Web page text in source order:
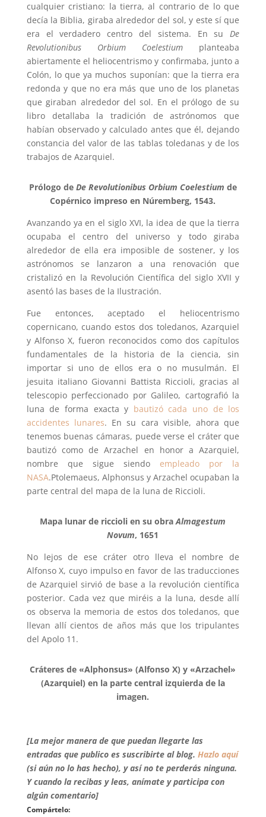
cualquier cristiano: la tierra, al contrario de lo que
decía la Biblia, giraba alrededor del sol, y este sí que
era el verdadero centro del sistema. En suDe
Revolutionibus Orbium Coelestium planteaba
abiertamente el heliocentrismo y confirmaba, junto a
Colón, lo que ya muchos suponían: que la tierra era
redonda y que no era más que uno de los planetas
que giraban alrededor del sol. En el prólogo de su
libro detallaba la tradición de astrónomos que
habían observado y calculado antes que él, dejando
constancia del valor de las tablas toledanas y de los
trabajos de Azarquiel.
Prólogo de De Revolutionibus Orbium Coelestium de
Copérnico impreso en Núremberg, 1543.
Avanzando ya en el siglo XVI, la idea de que la tierra
ocupaba el centro del universo y todo giraba
alrededor de ella era imposible de sostener, y los
astrónomos se lanzaron a una renovación que
cristalizó en la Revolución Científica del siglo XVII y
asentó las bases de la Ilustración.
Fue entonces, aceptado el heliocentrismo
copernicano, cuando estos dos toledanos, Azarquiel
y Alfonso X, fueron reconocidos como dos capítulos
fundamentales de la historia de la ciencia, sin
importar si uno de ellos era o no musulmán. El
jesuita italiano Giovanni Battista Riccioli, gracias al
telescopio perfeccionado por Galileo, cartografió la
luna de forma exacta y bautizó cada uno de los
accidentes lunares. En su cara visible, ahora que
tenemos buenas cámaras, puede verse el cráter que
bautizó como de Arzachel en honor a Azarquiel,
nombre que sigue siendo empleado por la
NASA.Ptolemaeus, Alphonsus y Arzachel ocupaban la
parte central del mapa de la luna de Riccioli.
Mapa lunar de riccioli en su obraAlmagestum
Novum, 1651
No lejos de ese cráter otro lleva el nombre de
Alfonso X, cuyo impulso en favor de las traducciones
de Azarquiel sirvió de base a la revolución científica
posterior. Cada vez que miréis a la luna, desde allí
os observa la memoria de estos dos toledanos, que
llevan allí cientos de años más que los tripulantes
del Apolo 11.
Cráteres de «Alphonsus» (Alfonso X) y «Arzachel»
(Azarquiel) en la parte central izquierda de la
imagen.
[La mejor manera de que puedan llegarte las
entradas que publico es suscribirte al blog. Hazlo aquí
(si aún no lo has hecho), y así no te perderás ninguna.
Y cuando la recibas y leas, anímate y participa con
algún comentario]
Compártelo: